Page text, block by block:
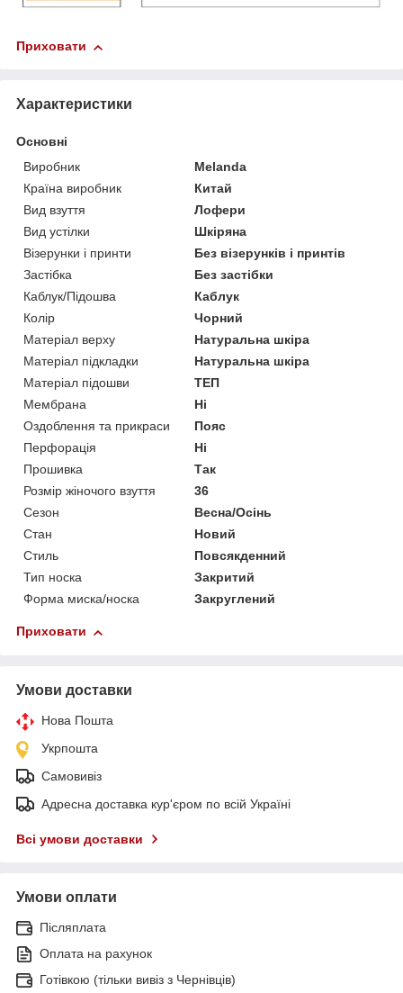
Приховати
Характеристики
Основні
Виробник
Melanda
Країна виробник
Китай
Вид взуття
Лофери
Вид устілки
Шкіряна
Візерунки і принти
Без візерунків і принтів
Застібка
Без застібки
Каблук/Підошва
Каблук
Колір
Чорний
Матеріал верху
Натуральна шкіра
Матеріал підкладки
Натуральна шкіра
Матеріал підошви
ТЕП
Мембрана
Ні
Оздоблення та прикраси
Пояс
Перфорація
Ні
Прошивка
Так
Розмір жіночого взуття
36
Сезон
Весна/Осінь
Стан
Новий
Стиль
Повсякденний
Тип носка
Закритий
Форма миска/носка
Закруглений
Приховати
Умови доставки
Нова Пошта
Укрпошта
Самовивіз
Адресна доставка кур'єром по всій Україні
Всі умови доставки
Умови оплати
Післяплата
Оплата на рахунок
Готівкою (тільки вивіз з Чернівців)